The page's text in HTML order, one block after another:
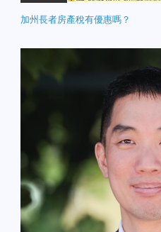
加州長者房產稅有優惠嗎？